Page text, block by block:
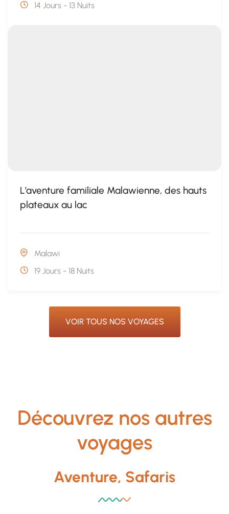
14 Jours - 13 Nuits
L’aventure familiale Malawienne, des hauts
plateaux au lac
Malawi
19 Jours - 18 Nuits
VOIR TOUS NOS VOYAGES
Découvrez nos autres
voyages
Aventure, Safaris